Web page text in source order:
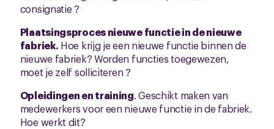
consignatie ?
Plaatsingsproces nieuwe functie in de nieuwe
fabriek. Hoe krijg je een nieuwe functie binnen de
nieuwe fabriek? Worden functies toegewezen,
moet je zelf solliciteren ?
Opleidingen en training. Geschikt maken van
medewerkers voor een nieuwe functie in de fabriek.
Hoe werkt dit?